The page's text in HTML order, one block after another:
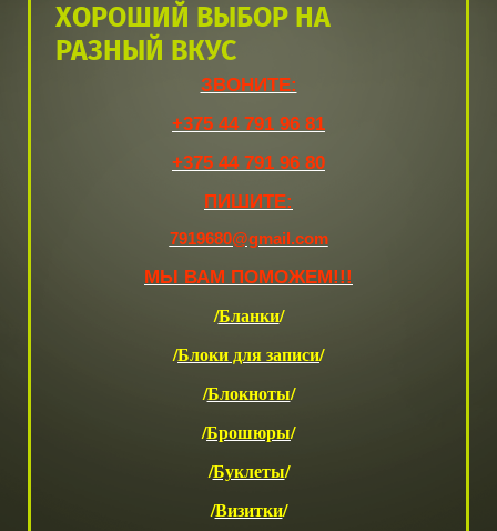
ХОРОШИЙ ВЫБОР НА
РАЗНЫЙ ВКУС
ЗВОНИТЕ:
+375 44 791 96 81
+375 44 791 96 80
ПИШИТЕ:
7919680@gmail.com
МЫ ВАМ ПОМОЖЕМ!!!
/Бланки/
/Блоки для записи/
/Блокноты/
/Брошюры/
/Буклеты/
/Визитки/